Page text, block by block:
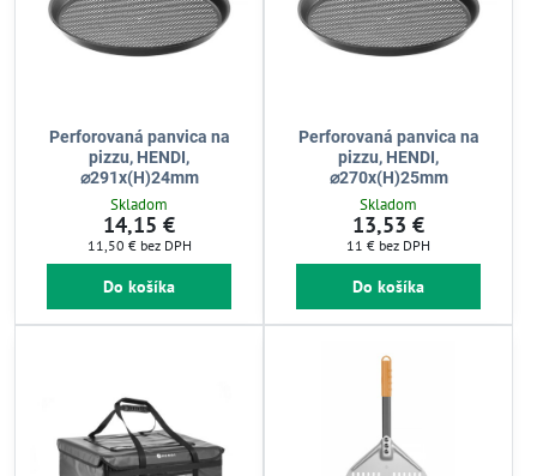
Perforovaná panvica na
pizzu, HENDI,
⌀291x(H)24mm
Skladom
14,15 €
11,50 € bez DPH
Do košíka
Perforovaná panvica na
pizzu, HENDI,
⌀270x(H)25mm
Skladom
13,53 €
11 € bez DPH
Do košíka